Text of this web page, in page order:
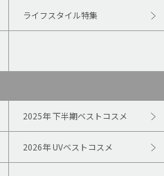
ライフスタイル特集
2025年 下半期ベストコスメ
2026年 UVベストコスメ